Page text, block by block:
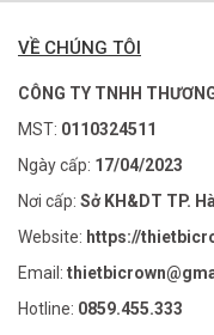
VỀ CHÚNG TÔI
CÔNG TY TNHH
MST: 0110324511
Ngày cấp: 17/04/2023
Nơi cấp: Sở KH&DT TP.
Website: https://
Email:
Hotline: 0859.455.333